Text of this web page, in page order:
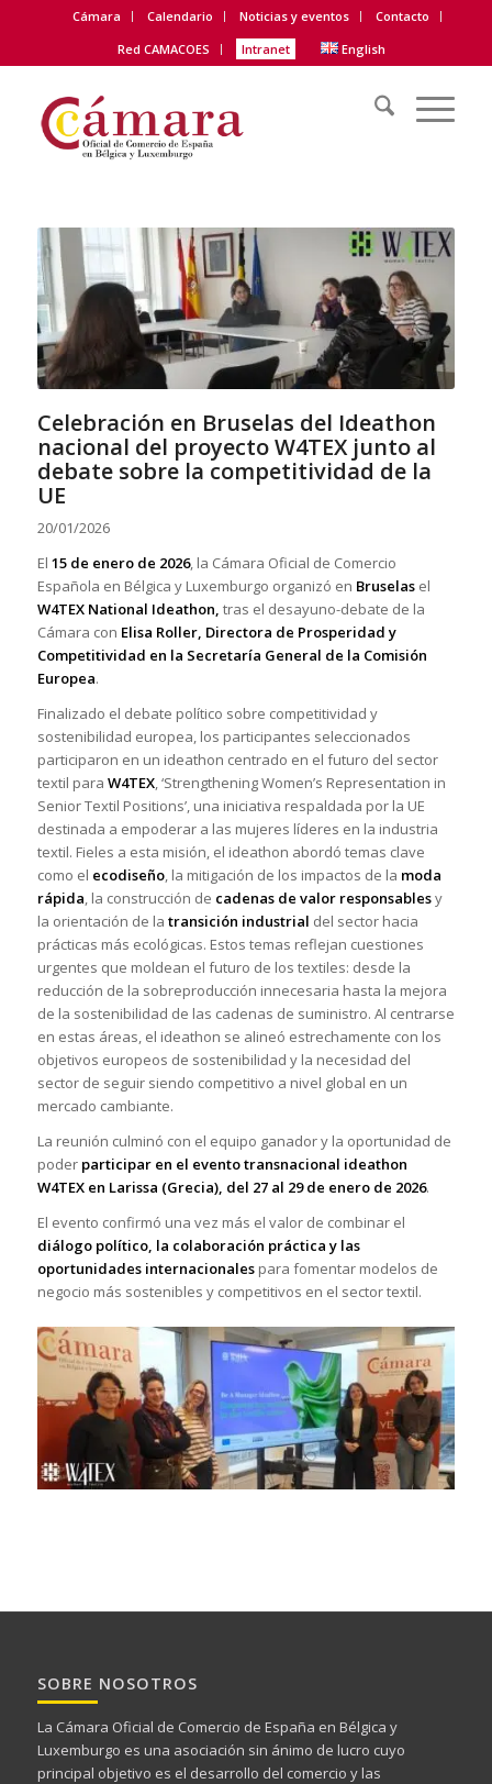
Cámara Calendario Noticias y eventos
Contacto
Red CAMACOES
Intranet English
Celebración en Bruselas del Ideathon
nacional del proyecto W4TEX junto al
debate sobre la competitividad de la
UE
20/01/2026
El 15 de enero de 2026, la Cámara Oficial de Comercio
Española en Bélgica y Luxemburgo organizó en Bruselasel
W4TEX National Ideathon, tras el desayuno-debate de la
Cámara con Elisa Roller, Directora de Prosperidad y
Competitividad en la Secretaría General de la Comisión
Europea.
Finalizado el debate político sobre competitividad y
sostenibilidad europea, los participantes seleccionados
participaron en un ideathon centrado en el futuro del sector
textil para W4TEX, ‘Strengthening Women’s Representation in
Senior Textil Positions’, una iniciativa respaldada por la UE
destinada a empoderar a las mujeres líderes en la industria
textil. Fieles a esta misión, el ideathon abordó temas clave
como el ecodiseño, la mitigación de los impactos de la moda
rápida, la construcción de cadenas de valor responsablesy
la orientación de la transición industrial del sector hacia
prácticas más ecológicas. Estos temas reflejan cuestiones
urgentes que moldean el futuro de los textiles: desde la
reducción de la sobreproducción innecesaria hasta la mejora
de la sostenibilidad de las cadenas de suministro. Al centrarse
en estas áreas, el ideathon se alineó estrechamente con los
objetivos europeos de sostenibilidad y la necesidad del
sector de seguir siendo competitivo a nivel global en un
mercado cambiante.
La reunión culminó con el equipo ganador y la oportunidad de
poder participar en el evento transnacional ideathon
W4TEX en Larissa (Grecia), del 27 al 29 de enero de 2026.
El evento confirmó una vez más el valor de combinar el
diálogo político, la colaboración práctica y las
oportunidades internacionalespara fomentar modelos de
negocio más sostenibles y competitivos en el sector textil.
SOBRE NOSOTROS
La Cámara Oficial de Comercio de España en Bélgica y
Luxemburgo es una asociación sin ánimo de lucro cuyo
principal objetivo es el desarrollo del comercio y las